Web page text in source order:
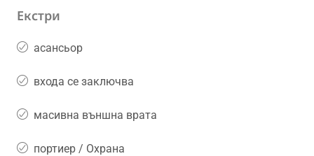
Екстри
асансьор
входа се заключва
масивна външна врата
портиер / Охрана